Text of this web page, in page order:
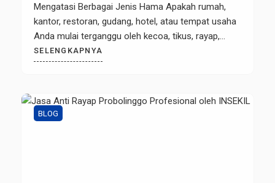
Mengatasi Berbagai Jenis Hama Apakah rumah,
kantor, restoran, gudang, hotel, atau tempat usaha
Anda mulai terganggu oleh kecoa, tikus, rayap,
semut, lalat, nyamuk, maupun hama lainnya? Jika
dibiarkan, keberadaan hama tidak hanya
menimbulkan kerugian finansial, merusak aset,
hingga membahayakan kesehatan penghuni
maupun pelanggan. INSEKIL […]
SELENGKAPNYA
BLOG